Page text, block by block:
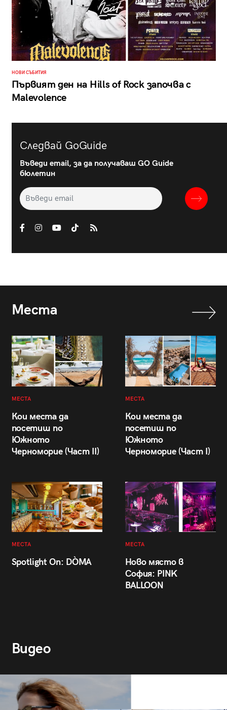
НОВИ СЪБИТИЯ
Първият ден на Hills of Rock започва с
Malevolence
Следвай GoGuide
Въведи email, за да получаваш GO Guide
бюлетин
Места
МЕСТА
Кои места да
посетиш по
Южното
Черноморие (Част II)
МЕСТА
Кои места да
посетиш по
Южното
Черноморие (Част I)
МЕСТА
Spotlight On: DÒMA
МЕСТА
Ново място в
София: PINK
BALLOON
Видео